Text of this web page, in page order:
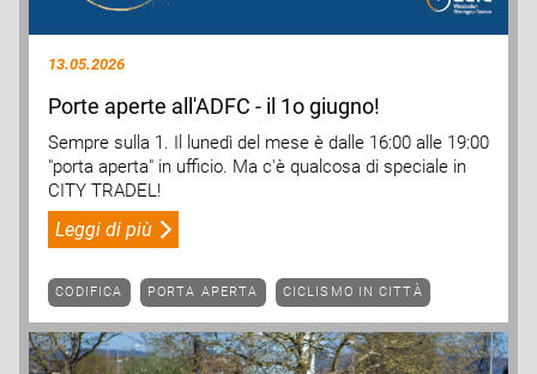
13.05.2026
Porte aperte all'ADFC - il 1o giugno!
Sempre sulla 1. Il lunedì del mese è dalle 16:00 alle 19:00
"porta aperta" in ufficio. Ma c'è qualcosa di speciale in
CITY TRADEL!
Leggi di più
CODIFICA PORTA APERTA CICLISMO IN CITTÀ